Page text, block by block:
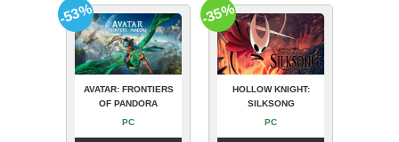
AVATAR: FRONTIERS
OF PANDORA
PC
-53%
HOLLOW KNIGHT:
SILKSONG
PC
-35%